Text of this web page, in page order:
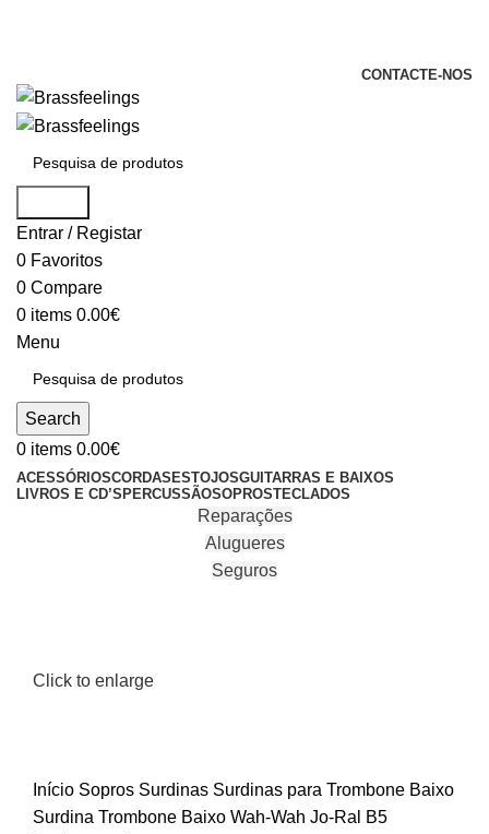
CONTACTE-NOS
Entrar / Registar
0 Favoritos
0 Compare
0 items 0.00€
Menu
Search
0 items 0.00€
ACESSÓRIOSCORDAS ESTOJOSGUITARRAS E BAIXOS
LIVROS E CD’S PERCUSSÃOSOPROSTECLADOS
Reparações
Alugueres
Seguros
Click to enlarge
Início Sopros Surdinas Surdinas para Trombone Baixo
Surdina Trombone Baixo Wah-Wah Jo-Ral B5